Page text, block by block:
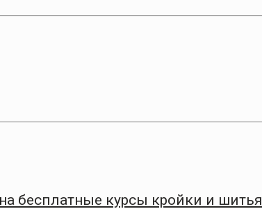
бесплатные курсы кройки и шитья